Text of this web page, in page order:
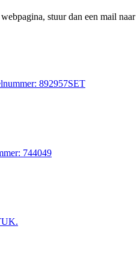
stuur dan een mail naar